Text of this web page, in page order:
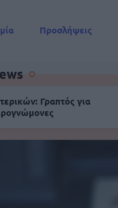
Προσλήψεις
Γραπτός για